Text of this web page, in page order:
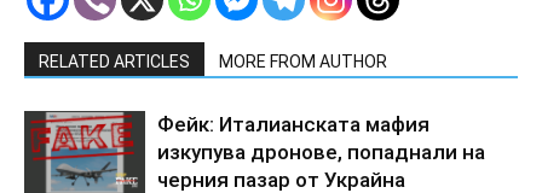
RELATED ARTICLES MORE FROM AUTHOR
Фейк: Италианската мафия
изкупува дронове, попаднали на
черния пазар от Украйна